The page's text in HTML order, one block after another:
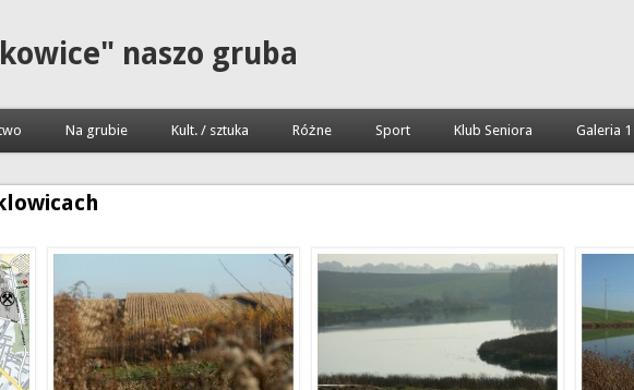
naszo gruba
Na grubie Kult. / sztuka Różne Sport Klub Seniora Galeria 1